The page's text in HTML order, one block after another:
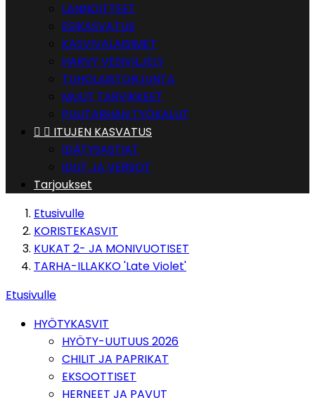
LANNOITTEET
ESIKASVATUS
KASVIVALAISIMET
HARVY VESIVILJELY
TUHOLAISTORJUNTA
MUUT TARVIKKEET
PUUTARHAN TYÖKALUT
  ITUJEN KASVATUS
IDÄTYSASTIAT
IDUT JA VERSOT
Tarjoukset
Etusivulle
KORISTEKASVIT
KUKAT 2- JA MONIVUOTISET
TARHA-ILLAKKO 'Late Violet'
Etusivulle
HYÖTYKASVIT
HYÖTY-UUTUUS 2026
CHILIT JA PAPRIKAT
EKSOOTTISET
HERNEET JA PAVUT